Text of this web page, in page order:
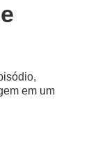
em um